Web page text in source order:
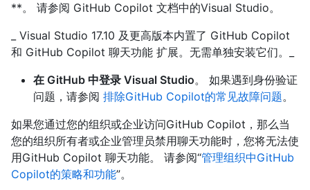
**。 请参阅 GitHub Copilot 文档中的Visual Studio。
_ Visual Studio 17.10 及更高版本内置了 GitHub Copilot
和 GitHub Copilot 聊天功能 扩展。无需单独安装它们。_
在 GitHub 中登录 Visual Studio。 如果遇到身份验证
问题，请参阅 排除GitHub Copilot的常见故障问题。
如果您通过您的组织或企业访问GitHub Copilot，那么当
您的组织所有者或企业管理员禁用聊天功能时，您将无法使
用GitHub Copilot 聊天功能。 请参阅“管理组织中GitHub
Copilot的策略和功能”。